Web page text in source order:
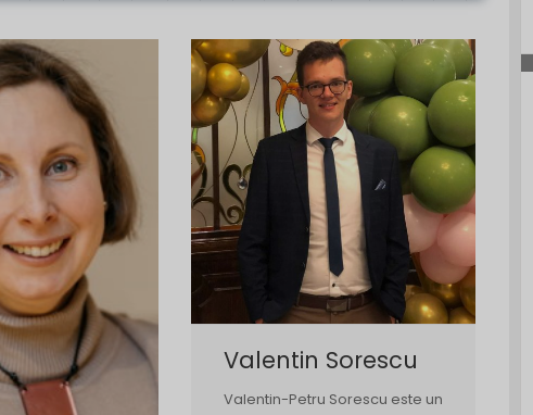
Valentin Sorescu
Valentin-Petru Sorescu este un